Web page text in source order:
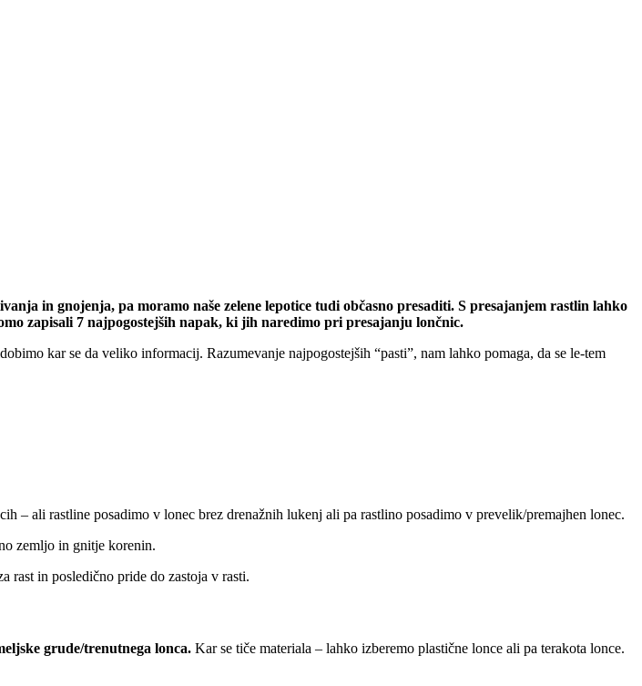
in gnojenja, pa moramo naše zelene lepotice tudi občasno presaditi. S presajanjem rastlin lahko
zapisali 7 najpogostejših napak, ki jih naredimo pri presajanju lončnic.
kar se da veliko informacij. Razumevanje najpogostejših “pasti”, nam lahko pomaga, da se le-tem
– ali rastline posadimo v lonec brez drenažnih lukenj ali pa rastlino posadimo v prevelik/premajhen lonec.
zemljo in gnitje korenin.
rast in posledično pride do zastoja v rasti.
grude/trenutnega lonca. Kar se tiče materiala – lahko izberemo plastične lonce ali pa terakota lonce.